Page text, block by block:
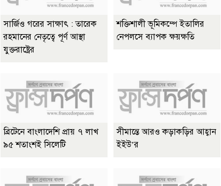
সার্জিও গরের সাক্ষাৎ : তারেক
রহমানের নেতৃত্বে পূর্ণ আস্থা
যুক্তরাষ্ট্রের
শক্তিশালী ভূমিকম্পে ইতালির
নেপলসে ব্যাপক ক্ষয়ক্ষতি
ব্রিটেনে বাংলাদেশি প্রায় ৭ লাখ
৯৫ শতাংশই সিলেটি
সীমান্তে আরও কড়াকড়ির আহ্বান
ইইউ’র